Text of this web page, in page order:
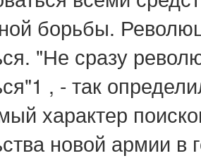
борьбы.
"Не сразу
, - так
характер
новой армии